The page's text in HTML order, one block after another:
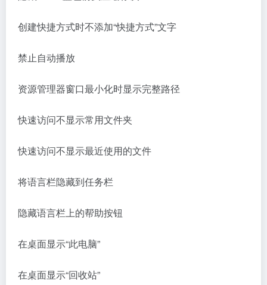
创建快捷方式时不添加“快捷方式”文字
禁止自动播放
资源管理器窗口最小化时显示完整路径
快速访问不显示常用文件夹
快速访问不显示最近使用的文件
将语言栏隐藏到任务栏
隐藏语言栏上的帮助按钮
在桌面显示“此电脑”
在桌面显示“回收站”